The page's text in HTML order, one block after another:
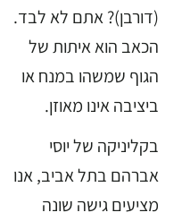
(דורבן)? אתם לא לבד.
הכאב הוא איתות של
הגוף שמשהו במנח או
ביציבה אינו מאוזן.
בקליניקה של יוסי
אברהם בתל אביב, אנו
מציעים גישה שונה